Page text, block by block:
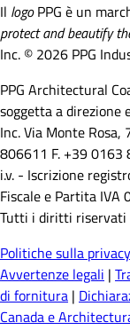
Il logoPPG è un
protect and beautify
Inc. © 2026 PPG
PPG Architectural
soggetta a direzione
Inc. Via Monte
806611 F. +39 0163
i.v. - Iscrizione
Fiscale e Partita IVA
Tutti i diritti riservati
Politiche sulla privacy
Avvertenze legali |
di fornitura |
Canada e